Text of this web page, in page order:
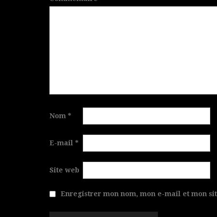
Nom *
E-mail *
Site web
Enregistrer mon nom, mon e-mail et mon